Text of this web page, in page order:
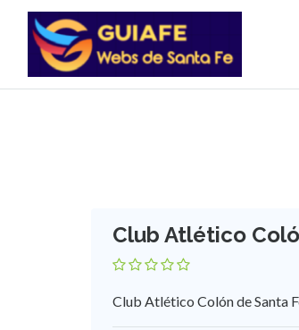
Club Atlético
Club Atlético Colón de Santa